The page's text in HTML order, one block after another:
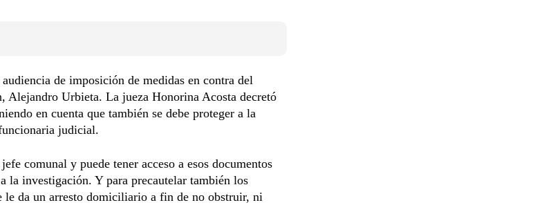
de imposición de medidas en contra del
Alejandro Urbieta. La jueza Honorina Acosta decretó
en cuenta que también se debe proteger a la
judicial.
comunal y puede tener acceso a esos documentos
la investigación. Y para precautelar también los
le da un arresto domiciliario a fin de no obstruir, ni